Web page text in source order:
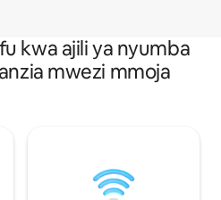
kwa ajili ya nyumba
mwezi mmoja